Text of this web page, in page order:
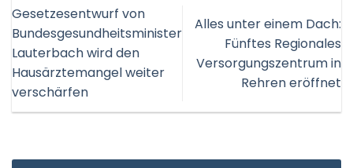
Gesetzesentwurf von
Bundesgesundheitsminister
Lauterbach wird den
Hausärztemangel weiter
verschärfen
Alles unter einem Dach:
Fünftes Regionales
Versorgungszentrum in
Rehren eröffnet